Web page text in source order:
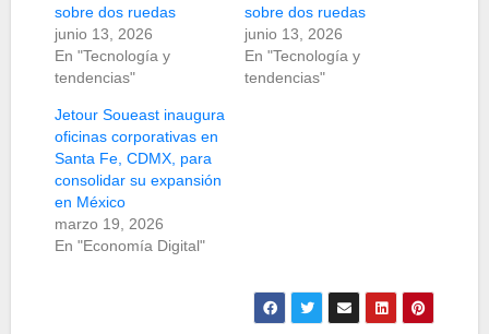
sobre dos ruedas
junio 13, 2026
En "Tecnología y
tendencias"
sobre dos ruedas
junio 13, 2026
En "Tecnología y
tendencias"
Jetour Soueast inaugura
oficinas corporativas en
Santa Fe, CDMX, para
consolidar su expansión
en México
marzo 19, 2026
En "Economía Digital"